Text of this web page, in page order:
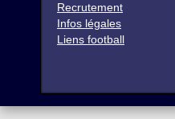
Recrutement
Infos légales
Liens football